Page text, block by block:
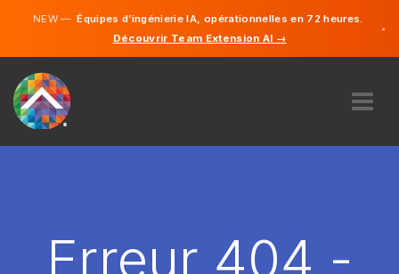
NEW —Équipes d’ingénierie IA, opérationnelles en 72 heures.
Découvrir Team Extension AI →
×
Erreur 404 -